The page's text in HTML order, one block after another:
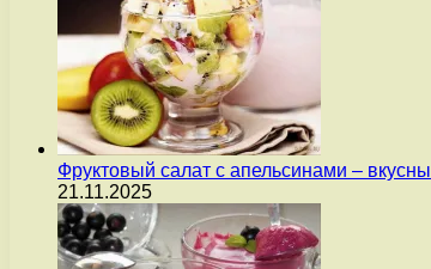
Фруктовый салат с апельсинами –
21.11.2025